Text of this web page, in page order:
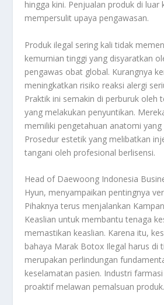
hingga kini. Penjualan produk di luar
mempersulit upaya pengawasan.
Produk ilegal sering kali tidak
kemurnian tinggi yang disyaratkan
pengawas obat global. Kurangnya
meningkatkan risiko reaksi alergi
Praktik ini semakin di perburuk oleh
yang melakukan penyuntikan.
memiliki pengetahuan anatomi yang
Prosedur estetik yang melibatkan
tangani oleh profesional berlisensi.
Head of Daewoong Indonesia
Hyun, menyampaikan pentingnya
Pihaknya terus menjalankan
Keaslian untuk membantu tenaga
memastikan keaslian. Karena itu,
bahaya Marak Botox Ilegal harus di
merupakan perlindungan
keselamatan pasien. Industri
proaktif melawan pemalsuan produk.